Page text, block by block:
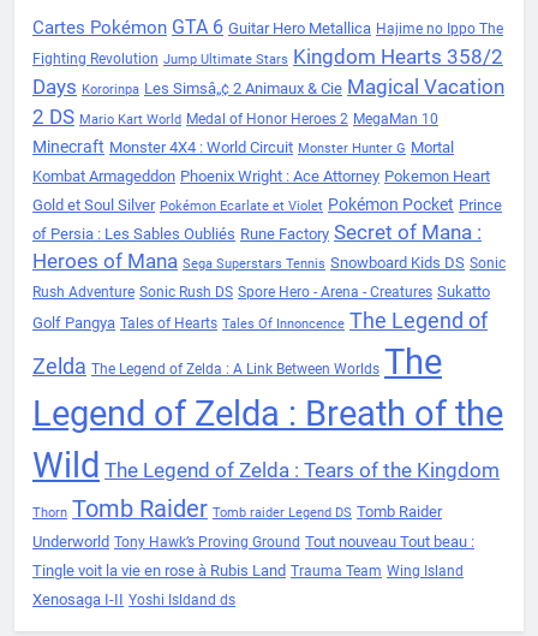
Cartes Pokémon GTA 6 Guitar Hero Metallica Hajime no Ippo The
Fighting Revolution Jump Ultimate Stars Kingdom Hearts 358/2
Days Kororinpa Les Simsâ„¢ 2 Animaux & Cie Magical Vacation
2 DS Mario Kart World Medal of Honor Heroes 2 MegaMan 10
Minecraft Monster 4X4 : World Circuit Monster Hunter G Mortal
Kombat Armageddon Phoenix Wright : Ace Attorney Pokemon Heart
Gold et Soul Silver Pokémon Ecarlate et Violet Pokémon Pocket Prince
of Persia : Les Sables Oubliés Rune Factory Secret of Mana :
Heroes of Mana Sega Superstars Tennis Snowboard Kids DS Sonic
Rush Adventure Sonic Rush DS Spore Hero - Arena - Creatures Sukatto
Golf Pangya Tales of Hearts Tales Of Innoncence The Legend of
Zelda The Legend of Zelda : A Link Between Worlds The
Legend of Zelda : Breath of the
Wild The Legend of Zelda : Tears of the Kingdom
Thorn Tomb Raider Tomb raider Legend DS Tomb Raider
Underworld Tony Hawk’s Proving Ground Tout nouveau Tout beau :
Tingle voit la vie en rose à Rubis Land Trauma Team Wing Island
Xenosaga I-II Yoshi Isldand ds